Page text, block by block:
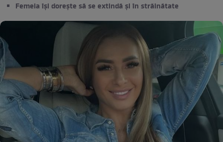
Femeia își dorește să se extindă și în străinătate